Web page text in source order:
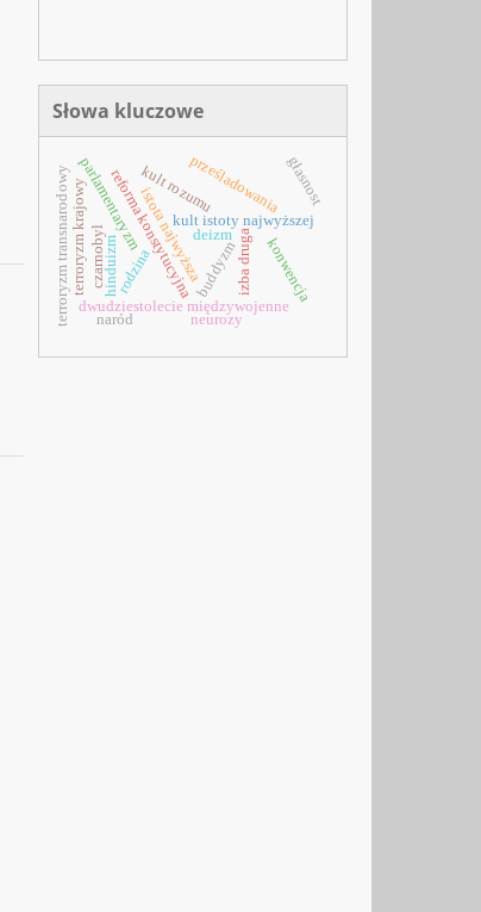
Słowa kluczowe
rodzina
reforma konstytucyjna
istota najwyższakult istoty najwyższej
kult rozumu
dwudziestolecie międzywojenne
izba druga
parlamentaryzm prześladowania
hinduizm buddyzm
terroryzm transnarodowyterroryzm krajowyczarnobyl konwencja
deizm
głasnost
neurozy
naród